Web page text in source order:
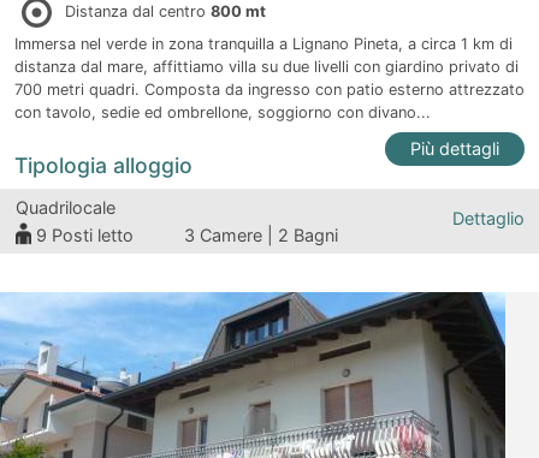
Distanza dal centro 800 mt
Immersa nel verde in zona tranquilla a Lignano Pineta, a circa 1 km di
distanza dal mare, affittiamo villa su due livelli con giardino privato di
700 metri quadri. Composta da ingresso con patio esterno attrezzato
con tavolo, sedie ed ombrellone, soggiorno con divano...
Più dettagli
Tipologia alloggio
Quadrilocale
9 Posti letto 3 Camere | 2 Bagni
Dettaglio